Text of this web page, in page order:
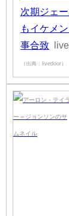
次期ジェ
もイケメ
事合致
（出典：livedoor）